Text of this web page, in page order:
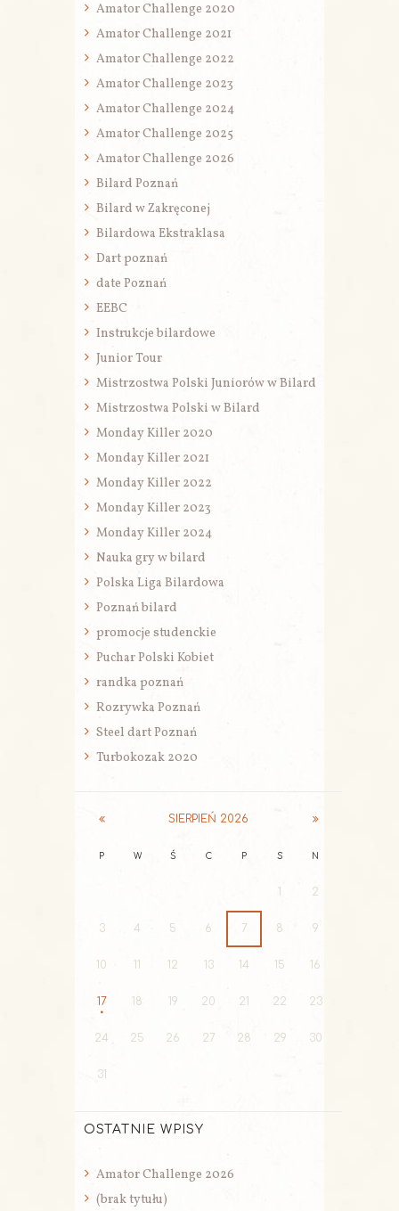
Amator Challenge 2020
Amator Challenge 2021
Amator Challenge 2022
Amator Challenge 2023
Amator Challenge 2024
Amator Challenge 2025
Amator Challenge 2026
Bilard Poznań
Bilard w Zakręconej
Bilardowa Ekstraklasa
Dart poznań
date Poznań
EEBC
Instrukcje bilardowe
Junior Tour
Mistrzostwa Polski Juniorów w Bilard
Mistrzostwa Polski w Bilard
Monday Killer 2020
Monday Killer 2021
Monday Killer 2022
Monday Killer 2023
Monday Killer 2024
Nauka gry w bilard
Polska Liga Bilardowa
Poznań bilard
promocje studenckie
Puchar Polski Kobiet
randka poznań
Rozrywka Poznań
Steel dart Poznań
Turbokozak 2020
SIERPIEŃ 2026
P W Ś C P S N
2
3 4 5 6 7 8 9
10 11 12 13 14 15 16
17 18 19 20 21 22 23
24 25 26 27 28 29 30
31
OSTATNIE WPISY
Amator Challenge 2026
(brak tytułu)